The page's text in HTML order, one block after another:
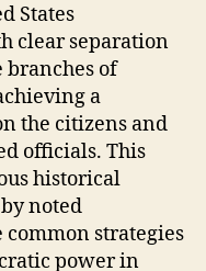
prípad
Donalda
States
clear separation
branches of
a
the citizens and
officials. This
historical
noted
strategies
power in